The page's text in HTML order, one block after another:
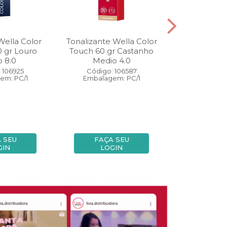
Color
gr Louro
8.0
PC/1
SEU
Tonalizante Wella Color
Touch 60 gr Castanho
Medio 4.0
Código: 106587
Embalagem: PC/1
FAÇA SEU
LOGIN